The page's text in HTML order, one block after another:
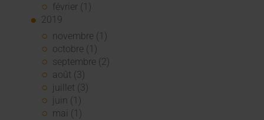
février (1)
2019
novembre (1)
octobre (1)
septembre (2)
août (3)
juillet (3)
juin (1)
mai (1)